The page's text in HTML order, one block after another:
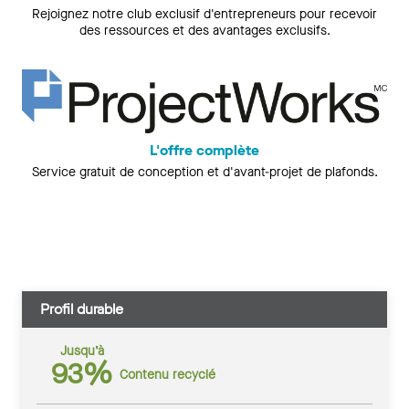
Rejoignez notre club exclusif d'entrepreneurs pour recevoir
des ressources et des avantages exclusifs.
L'offre complète
Service gratuit de conception et d'avant-projet de plafonds.
Profil durable
Jusqu’à
93% Contenu recyclé